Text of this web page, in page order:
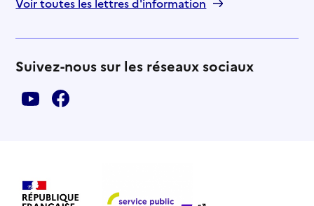
Suivez-nous sur les réseaux sociaux